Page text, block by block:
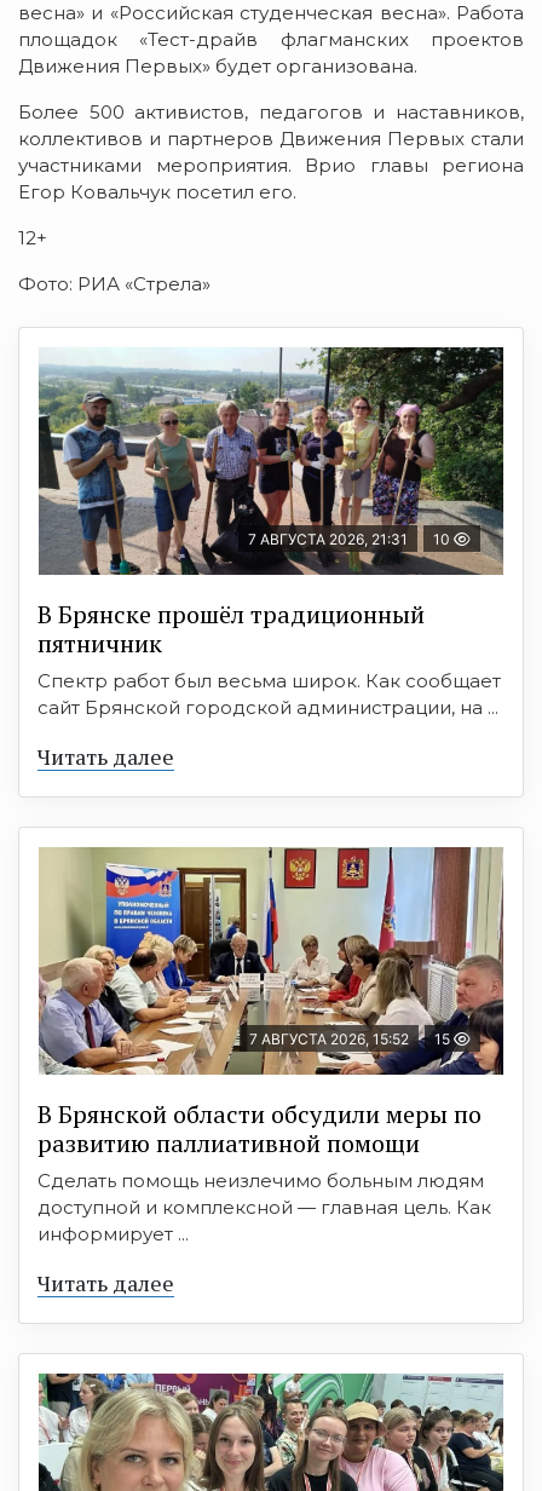
весна» и «Российская студенческая весна». Работа
площадок «Тест-драйв флагманских проектов
Движения Первых» будет организована.
Более 500 активистов, педагогов и наставников,
коллективов и партнеров Движения Первых стали
участниками мероприятия. Врио главы региона
Егор Ковальчук посетил его.
12+
Фото: РИА «Стрела»
7 АВГУСТА 2026, 21:31 10
В Брянске прошёл традиционный
пятничник
Спектр работ был весьма широк. Как сообщает
сайт Брянской городской администрации, на ...
Читать далее
7 АВГУСТА 2026, 15:52 15
В Брянской области обсудили меры по
развитию паллиативной помощи
Сделать помощь неизлечимо больным людям
доступной и комплексной — главная цель. Как
информирует ...
Читать далее